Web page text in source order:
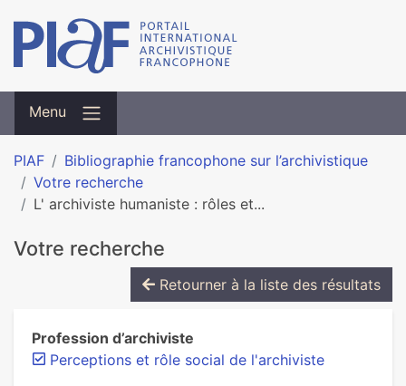
Menu
PIAF
Bibliographie francophone sur l’archivistique
Votre recherche
L' archiviste humaniste : rôles et...
Votre recherche
Retourner à la liste des résultats
Profession d’archiviste
Perceptions et rôle social de l'archiviste